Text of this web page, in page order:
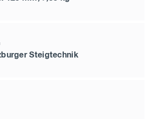
Steigtechnik